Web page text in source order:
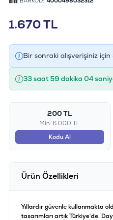
1.670TL
Bir sonraki alışverişiniz için
33 saat 59 dakika 03
200 TL
Min: 6.000 TL
Kodu Al
Ürün Özellikleri
Yıllardır güvenle kullanmakta
tasarımları artık Türkiye'de.